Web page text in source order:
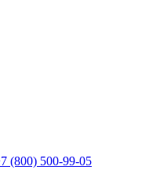
(800) 500-99-05